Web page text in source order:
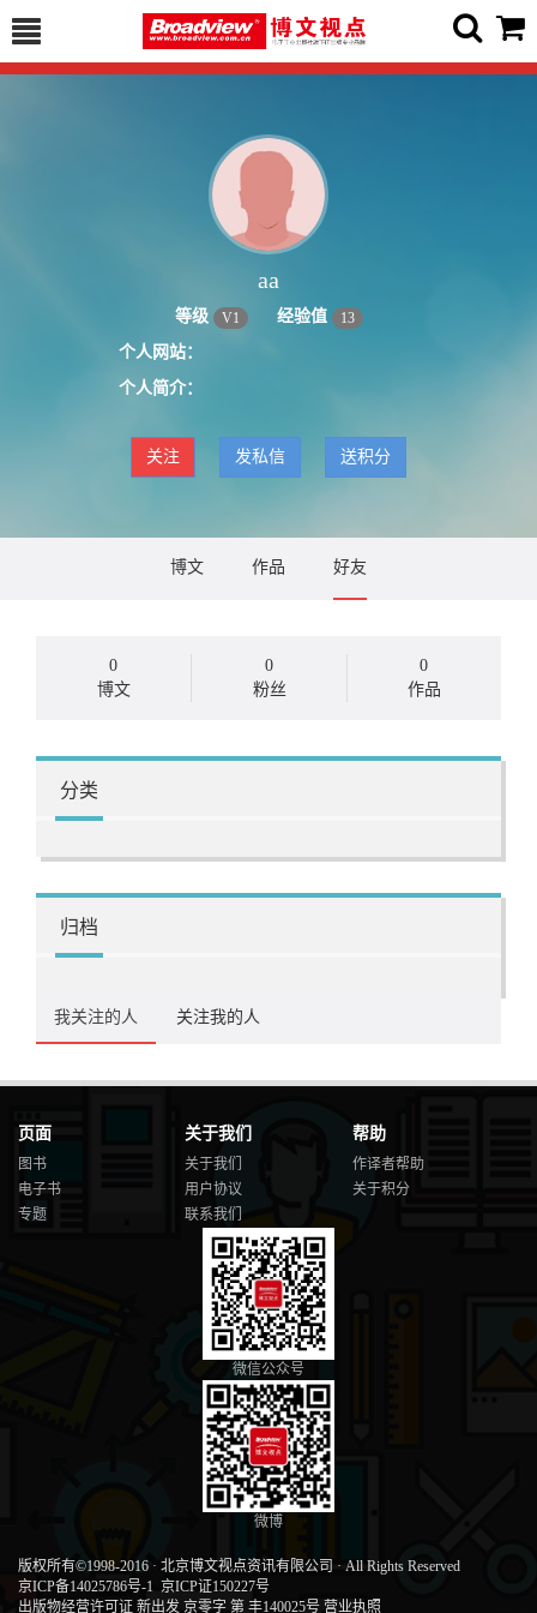
aa
等级 V1 经验值 13
个人网站：
个人简介：
关注 发私信 送积分
博文 作品 好友
0
博文
0
粉丝
0
作品
分类
归档
我关注的人 关注我的人
页面
图书
电子书
专题
关于我们
关于我们
用户协议
联系我们
帮助
作译者帮助
关于积分
微信公众号
微博
版权所有©1998-2016 · 北京博文视点资讯有限公司 · All Rights Reserved
京ICP备14025786号-1 京ICP证150227号
出版物经营许可证 新出发 京零字 第 丰140025号 营业执照